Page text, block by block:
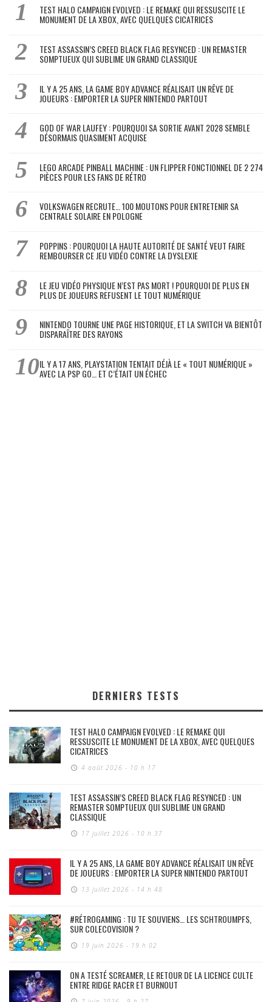
TEST HALO CAMPAIGN EVOLVED : LE REMAKE QUI RESSUSCITE LE
MONUMENT DE LA XBOX, AVEC QUELQUES CICATRICES
TEST ASSASSIN’S CREED BLACK FLAG RESYNCED : UN REMASTER
SOMPTUEUX QUI SUBLIME UN GRAND CLASSIQUE
IL Y A 25 ANS, LA GAME BOY ADVANCE RÉALISAIT UN RÊVE DE
JOUEURS : EMPORTER LA SUPER NINTENDO PARTOUT
GOD OF WAR LAUFEY : POURQUOI SA SORTIE AVANT 2028 SEMBLE
DÉSORMAIS QUASIMENT ACQUISE
LEGO ARCADE PINBALL MACHINE : UN FLIPPER FONCTIONNEL DE 2 274
PIÈCES POUR LES FANS DE RÉTRO
VOLKSWAGEN RECRUTE… 100 MOUTONS POUR ENTRETENIR SA
CENTRALE SOLAIRE EN POLOGNE
POPPINS : POURQUOI LA HAUTE AUTORITÉ DE SANTÉ VEUT FAIRE
REMBOURSER CE JEU VIDÉO CONTRE LA DYSLEXIE
LE JEU VIDÉO PHYSIQUE N’EST PAS MORT ! POURQUOI DE PLUS EN
PLUS DE JOUEURS REFUSENT LE TOUT NUMÉRIQUE
NINTENDO TOURNE UNE PAGE HISTORIQUE, ET LA SWITCH VA BIENTÔT
DISPARAÎTRE DES RAYONS
IL Y A 17 ANS, PLAYSTATION TENTAIT DÉJÀ LE « TOUT NUMÉRIQUE »
AVEC LA PSP GO… ET C’ÉTAIT UN ÉCHEC
DERNIERS TESTS
TEST HALO CAMPAIGN EVOLVED : LE REMAKE QUI
RESSUSCITE LE MONUMENT DE LA XBOX, AVEC QUELQUES
CICATRICES
4 août 2026 - 10 h 17
TEST ASSASSIN’S CREED BLACK FLAG RESYNCED : UN
REMASTER SOMPTUEUX QUI SUBLIME UN GRAND
CLASSIQUE
17 juillet 2026 - 10 h 37
IL Y A 25 ANS, LA GAME BOY ADVANCE RÉALISAIT UN RÊVE
DE JOUEURS : EMPORTER LA SUPER NINTENDO PARTOUT
13 juillet 2026 - 14 h 48
#RÉTROGAMING : TU TE SOUVIENS… LES SCHTROUMPFS,
SUR COLECOVISION ?
19 juin 2026 - 19 h 02
ON A TESTÉ SCREAMER, LE RETOUR DE LA LICENCE CULTE
ENTRE RIDGE RACER ET BURNOUT